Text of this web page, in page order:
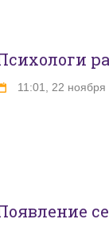
11:01, 22 ноября